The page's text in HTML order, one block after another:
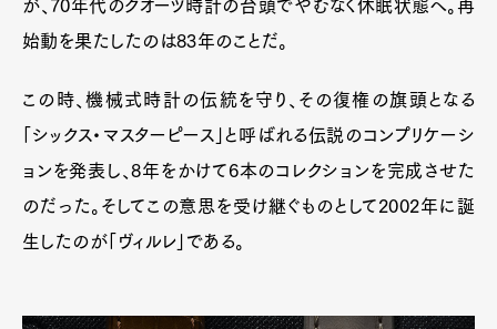
Contact
Pen Meet
が、70年代のクオーツ時計の台頭でやむなく休眠状態へ。再
始動を果たしたのは83年のことだ。
この時、機械式時計の伝統を守り、その復権の旗頭となる
「シックス・マスターピース」と呼ばれる伝説のコンプリケーシ
ョンを発表し、8年をかけて6本のコレクションを完成させた
のだった。そしてこの意思を受け継ぐものとして2002年に誕
生したのが「ヴィルレ」である。